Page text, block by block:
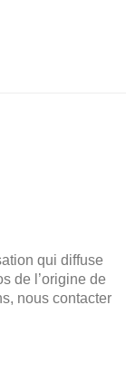
qui diffuse
de l’origine de
nous contacter